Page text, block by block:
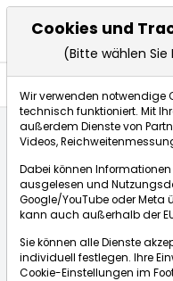
Nächster ESC-
dpa-AFX
ÜBERSICHT DPA-AFX
Cookies und
(Bitte wählen
Wir verwenden notwendige
technisch funktioniert. Mit
außerdem Dienste von
Videos,
Dabei können
ausgelesen und
Google/YouTube oder Meta
kann auch außerhalb der
Sie können alle Dienste
individuell festlegen. Ihre
Cookie-Einstellungen im